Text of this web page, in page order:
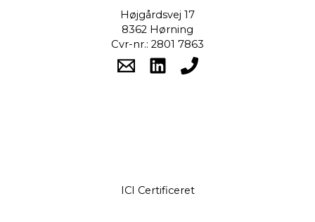
Højgårdsvej 17
8362 Hørning
Cvr-nr.: 2801 7863
ICI Certificeret